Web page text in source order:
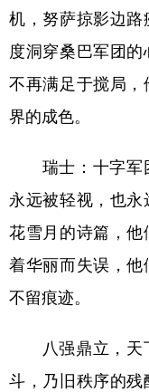
机，努萨掠影边
度洞穿桑巴军团
不再满足于搅局
界的成色。
瑞士：十字军
永远被轻视，也
花雪月的诗篇，
着华丽而失误，他
不留痕迹。
八强鼎立，天
斗，乃旧秩序的